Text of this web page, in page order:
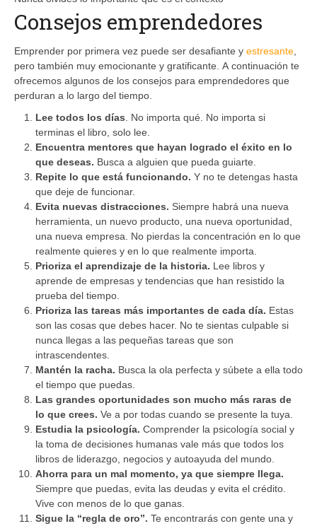
Consejos emprendedores
Emprender por primera vez puede ser desafiante y estresante
pero también muy emocionante y gratificante. A continuación te
ofrecemos algunos de los consejos para emprendedores que
perduran a lo largo del tiempo.
Lee todos los días . No importa qué. No importa si
terminas el libro, solo lee.
Encuentra mentores que hayan logrado el éxito en lo
que deseas. Busca a alguien que pueda guiarte.
Repite lo que está funcionando. Y no te detengas hasta
que deje de funcionar.
Evita nuevas distracciones. Siempre habrá una nueva
herramienta, un nuevo producto, una nueva oportunidad,
una nueva empresa. No pierdas la concentración en lo que
realmente quieres y en lo que realmente importa.
Prioriza el aprendizaje de la historia. Lee libros y
aprende de empresas y tendencias que han resistido la
prueba del tiempo.
Prioriza las tareas más importantes de cada día. Estas
son las cosas que debes hacer. No te sientas culpable si
nunca llegas a las pequeñas tareas que son
intrascendentes.
Mantén la racha. Busca la ola perfecta y súbete a ella todo
el tiempo que puedas.
Las grandes oportunidades son mucho más raras de
lo que crees. Ve a por todas cuando se presente la tuya.
Estudia la psicología. Comprender la psicología social y
la toma de decisiones humanas vale más que todos los
libros de liderazgo, negocios y autoayuda del mundo.
Ahorra para un mal momento, ya que siempre llega.
Siempre que puedas, evita las deudas y evita el crédito.
Vive con menos de lo que ganas.
Sigue la “regla de oro”. Te encontrarás con gente una y